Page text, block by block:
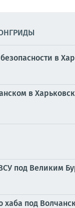
в
в
под Великим
хаба под